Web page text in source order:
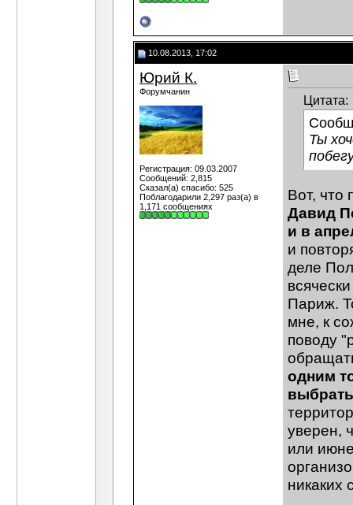
10.08.2013, 17:02
Юрий К.
Форумчанин
Регистрация: 09.03.2007
Сообщений: 2,815
Сказал(а) спасибо: 525
Поблагодарили 2,297 раз(а) в
1,171 сообщениях
Цитата:
Ты
Вот, что
Давид
и в
и
деле
Париж.
мне, к
поводу
одним
уверен,
или
никаких